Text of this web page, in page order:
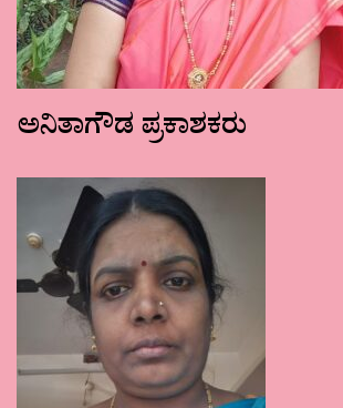
ಅನಿತಾಗೌಡ ಪ್ರಕಾಶಕರು